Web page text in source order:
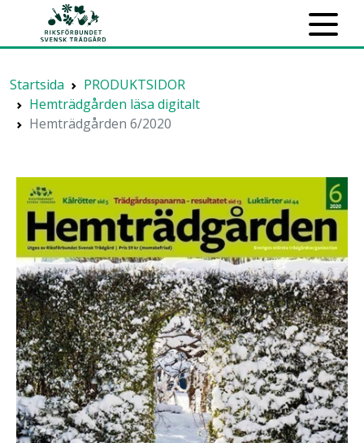
Startsida
PRODUKTSIDOR
Hemträdgården läsa digitalt
Hemträdgården 6/2020